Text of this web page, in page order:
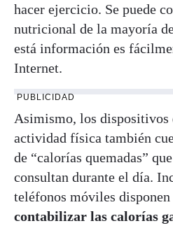
hacer ejercicio. Se puede
nutricional de la mayoría
está información es
Internet.
PUBLICIDAD
Asimismo, los dispositivos
actividad física también
de “calorías quemadas”
consultan durante el día.
teléfonos móviles
contabilizar las calorías